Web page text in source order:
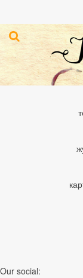
Our social: